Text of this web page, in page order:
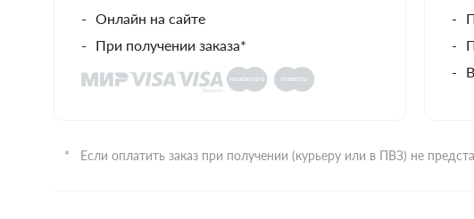
Онлайн на сайте
При получении заказа*
Если оплатить заказ при получении (курьеру или в ПВЗ) не